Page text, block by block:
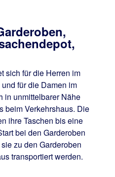
sich für die Herren im
für die Damen im
in unmittelbarer Nähe
beim Verkehrshaus. Die
ihre Taschen bis eine
bei den Garderoben
zu den Garderoben
transportiert werden.